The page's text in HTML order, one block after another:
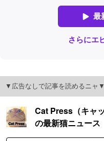
▼広告なしで記事を読めるニャ▼